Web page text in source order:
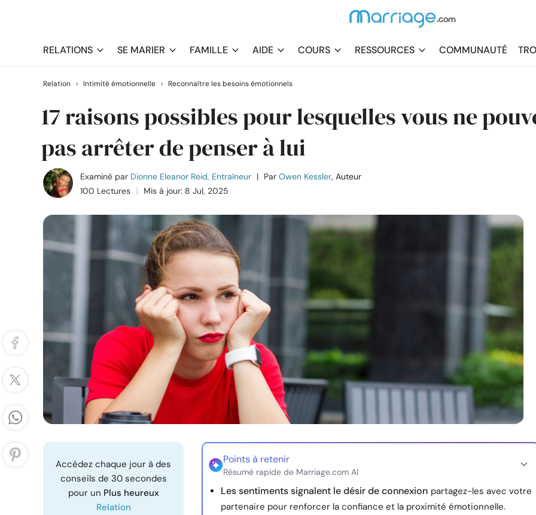
RELATIONS SE MARIER FAMILLE AIDE COURS RESSOURCES COMMUNAUTÉ
Relation › Intimité émotionnelle › Reconnaître les besoins émotionnels
17 raisons possibles pour lesquelles vous ne
pas arrêter de penser à lui
Examiné par Dionne Eleanor Reid, Entraîneur | Par Owen Kessler, Auteur
100 Lectures
Mis à jour: 8 Jul, 2025
Accédez chaque jour à des
conseils de 30 secondes
pour un Plus heureux
Relation
Points à retenir
Résumé rapide de Marriage.com AI
Les sentiments signalent le désir de connexion partagez-les avec votre
partenaire pour renforcer la confiance et la proximité émotionnelle.